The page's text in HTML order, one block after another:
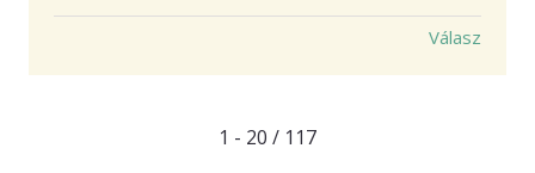
Válasz
1 - 20 / 117